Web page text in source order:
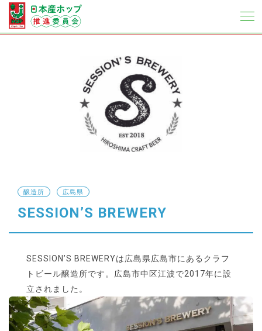
醸造所 広島県
SESSION’S BREWERY
SESSION’S BREWERYは広島県広島市にあるクラフ
トビール醸造所です。広島市中区江波で2017年に設
立されました。